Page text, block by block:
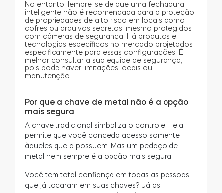
No entanto, lembre-se de que uma fechadura
inteligente não é recomendada para a proteção
de propriedades de alto risco em locais como
cofres ou arquivos secretos, mesmo protegidos
com câmeras de segurança. Há produtos e
tecnologias específicos no mercado projetados
especificamente para essas configurações. É
melhor consultar a sua equipe de segurança,
pois pode haver limitações locais ou
manutenção.
Por que a chave de metal não é a opção
mais segura
A chave tradicional simboliza o controle – ela
permite que você conceda acesso somente
àqueles que a possuem. Mas um pedaço de
metal nem sempre é a opção mais segura.
Você tem total confiança em todas as pessoas
que já tocaram em suas chaves? Já as